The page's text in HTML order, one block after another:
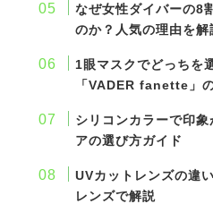
なぜ女性ダイバーの8
のか？人気の理由を解
1眼マスクでどっちを
「VADER fanette」
シリコンカラーで印
アの選び方ガイド
UVカットレンズの違
レンズで解説